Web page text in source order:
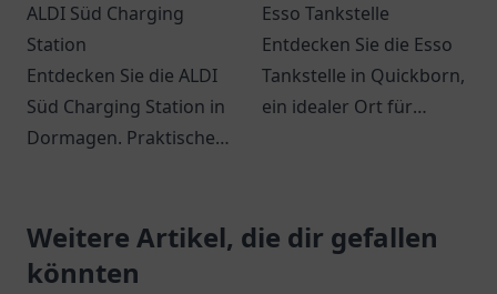
ALDI Süd Charging
Station
Entdecken Sie die ALDI
Süd Charging Station in
Dormagen. Praktische
ein modernes
Einkaufserlebnis
Esso Tankstelle
Entdecken Sie die Esso
Tankstelle in Quickborn,
ein idealer Ort für
erwartet Sie!
Weitere Artikel, die dir gefallen
könnten